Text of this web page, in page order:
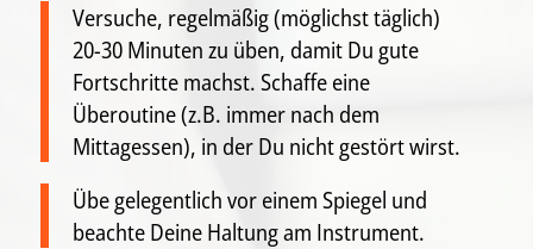
Versuche, regelmäßig (möglichst täglich)
20-30 Minuten zu üben, damit Du gute
Fortschritte machst. Schaffe eine
Überoutine (z.B. immer nach dem
Mittagessen), in der Du nicht gestört wirst.
Übe gelegentlich vor einem Spiegel und
beachte Deine Haltung am Instrument.